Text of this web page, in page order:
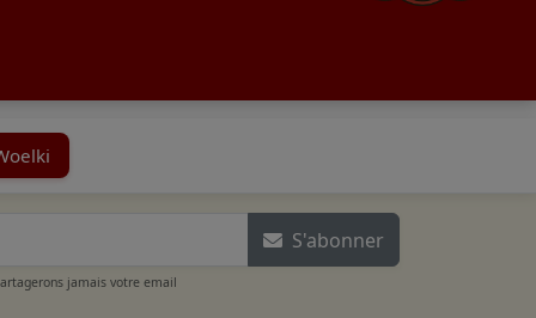
S'abonner
jamais votre email